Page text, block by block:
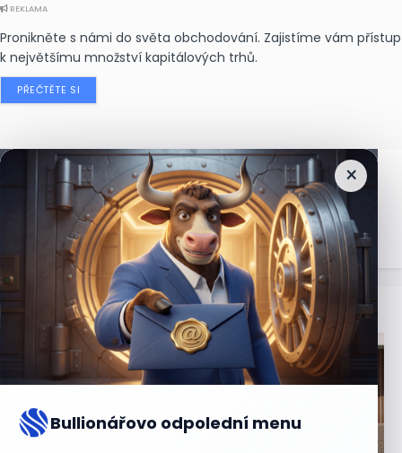
REKLAMA
Pronikněte s námi do světa obchodování. Zajistíme vám přístup
k největšímu množství kapitálových trhů.
PŘEČTĚTE SI
×
Bullionářovo odpolední menu
Nejčtenějšízprávy